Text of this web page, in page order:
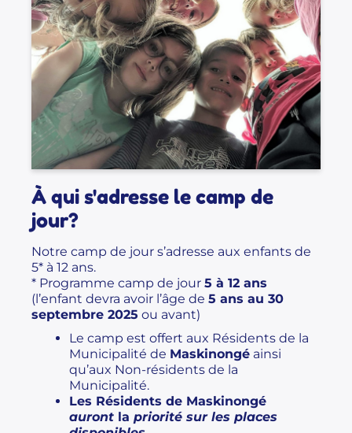
À qui s'adresse le camp de
jour?
Notre camp de jour s’adresse aux enfants de
5* à 12 ans.
* Programme camp de jour 5 à 12 ans
(l’enfant devra avoir l’âge de 5 ans au 30
septembre 2025 ou avant)
Le camp est offert aux Résidents de la
Municipalité de Maskinongé ainsi
qu’aux Non-résidents de la
Municipalité.
Les Résidents de Maskinongé
auront la priorité sur les places